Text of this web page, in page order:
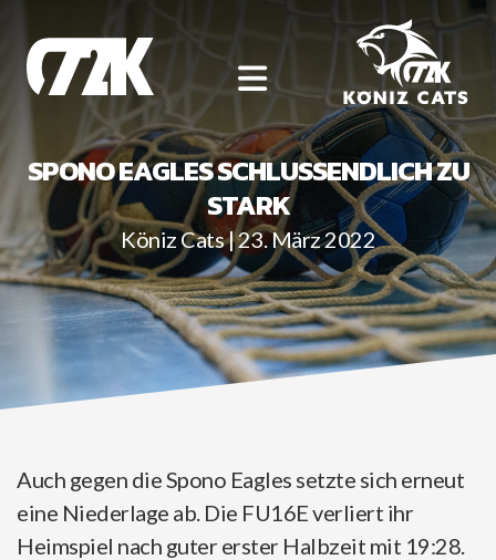
1. LIGA
FU18 ELITE
FU16 ELITE
FU14 INTER
FU14 REGIO
SG BERN CITY (M2)
M4 C72K
MU17/MU19 SG HANDBALL BERN
UNSERE SPONSOREN
SPONSOR WERDEN
HEIMSPIELSTÄTTE
SPONO EAGLES SCHLUSSENDLICH ZU
STARK
Köniz Cats | 23. März 2022
Auch gegen die Spono Eagles setzte sich erneut
eine Niederlage ab. Die FU16E verliert ihr
Heimspiel nach guter erster Halbzeit mit 19:28.